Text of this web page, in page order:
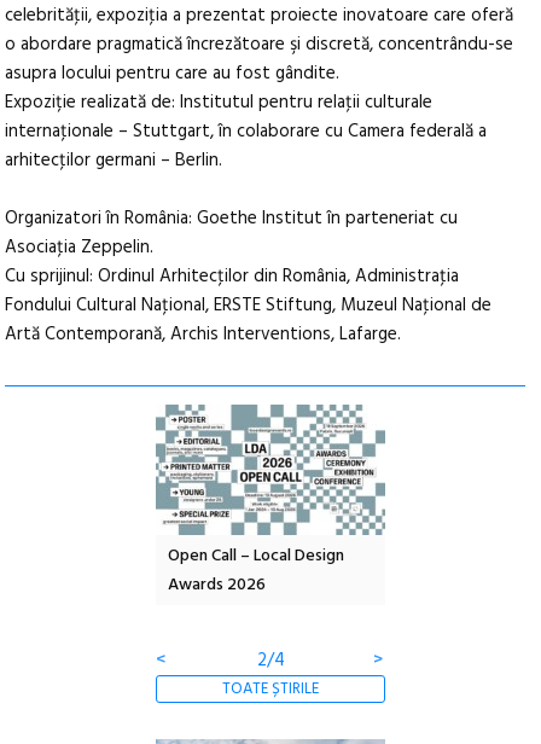
celebrităţii, expoziţia a prezentat proiecte inovatoare care oferă
o abordare pragmatică încrezătoare şi discretă, concentrându-se
asupra locului pentru care au fost gândite.
Expoziție realizată de: Institutul pentru relaţii culturale
internaţionale – Stuttgart, în colaborare cu Camera federală a
arhitecţilor germani – Berlin.
Organizatori în România: Goethe Institut în parteneriat cu
Asociaţia Zeppelin.
Cu sprijinul: Ordinul Arhitecţilor din România, Administraţia
Fondului Cultural Naţional, ERSTE Stiftung, Muzeul Naţional de
Artă Contemporană, Archis Interventions, Lafarge.
Open Call – Local Design
Awards 2026
<
2/4 >
TOATE ȘTIRILE